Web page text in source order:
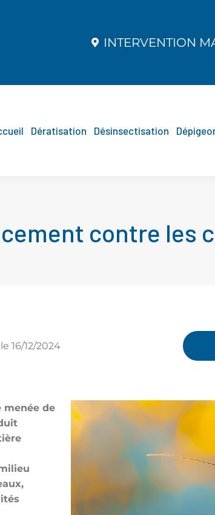
INTERVENTION
Dératisation Désinsectisation
contre les
16/12/2024
menée de
Désinsectisation